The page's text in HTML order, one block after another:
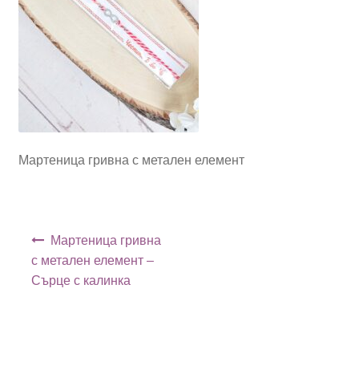
Мартеница гривна с метален елемент
Мартеница гривна
с метален елемент –
Сърце с калинка